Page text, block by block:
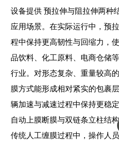
设备提供 预拉伸与阻拉伸两种
应用场景。在实际运行中，预
程中保持更高韧性与回缩力，
品饮料、化工原料、电商仓储
行业。对形态复杂、重量较高
膜方式能形成相对紧实的包裹
辆加速与减速过程中保持更稳定
自动上膜断膜与双链条立柱结
传统人工缠膜过程中，操作人